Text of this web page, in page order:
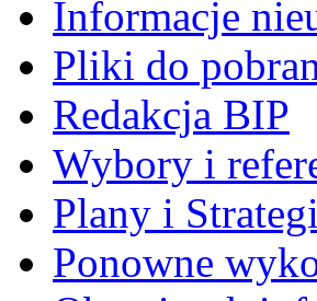
Informacje
Pliki do
Redakcja BIP
Wybory i
Plany i
Ponowne